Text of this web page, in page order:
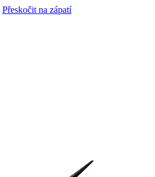
Přeskočit na zápatí